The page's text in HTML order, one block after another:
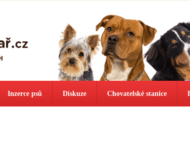
Inzerce psů Diskuze Chovatelské stanice